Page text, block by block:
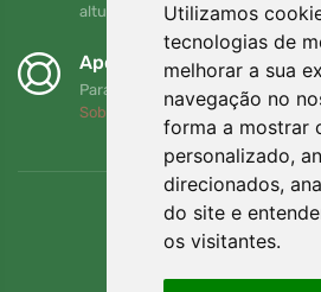
Utilizamos
tecnologias de
melhorar a sua
navegação no
forma a mostrar
personalizado,
direcionados,
do site e
os visitantes.
altura no prazo de 90 dias
Apoiamos a Trees.org
Para cada encomenda plantamos
Sobre nós